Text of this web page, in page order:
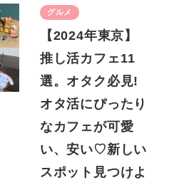
グルメ
【2024年東京】
推し活カフェ11
選。オタク必見!
オタ活にぴったり
なカフェが可愛
い、安い♡新しい
スポット見つけよ